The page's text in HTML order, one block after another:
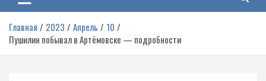
Главная 2023 Апрель
10
Пушилин побывал в Артёмовске — подробности